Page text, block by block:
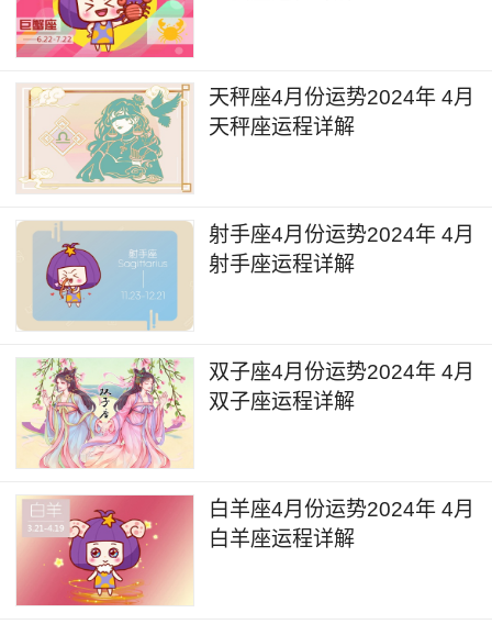
天秤座4月份运势2024年 4月
天秤座运程详解
射手座4月份运势2024年 4月
射手座运程详解
双子座4月份运势2024年 4月
双子座运程详解
白羊座4月份运势2024年 4月
白羊座运程详解